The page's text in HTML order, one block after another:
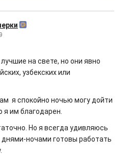
на свете, но они явно
узбекских или
я спокойно ночью могу дойти
я им благодарен.
Но я всегда удивляюсь
ночами готовы работать